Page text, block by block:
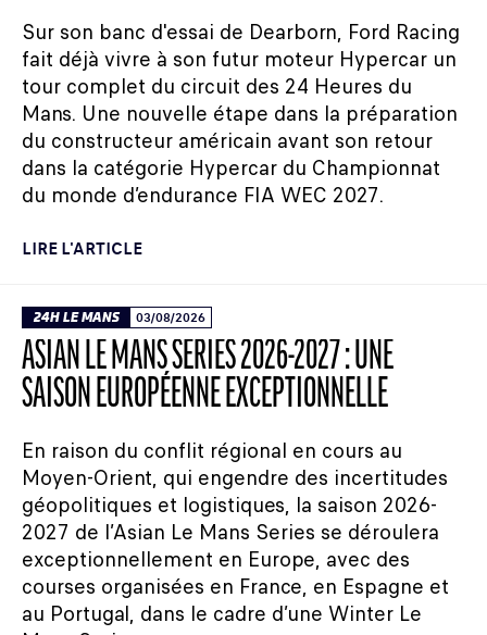
Sur son banc d'essai de Dearborn, Ford Racing
fait déjà vivre à son futur moteur Hypercar un
tour complet du circuit des 24 Heures du
Mans. Une nouvelle étape dans la préparation
du constructeur américain avant son retour
dans la catégorie Hypercar du Championnat
du monde d’endurance FIA WEC 2027.
LIRE L'ARTICLE
24H LE MANS 03/08/2026
ASIAN LE MANS SERIES 2026-2027 : UNE
SAISON EUROPÉENNE EXCEPTIONNELLE
En raison du conflit régional en cours au
Moyen-Orient, qui engendre des incertitudes
géopolitiques et logistiques, la saison 2026-
2027 de l’Asian Le Mans Series se déroulera
exceptionnellement en Europe, avec des
courses organisées en France, en Espagne et
au Portugal, dans le cadre d’une Winter Le